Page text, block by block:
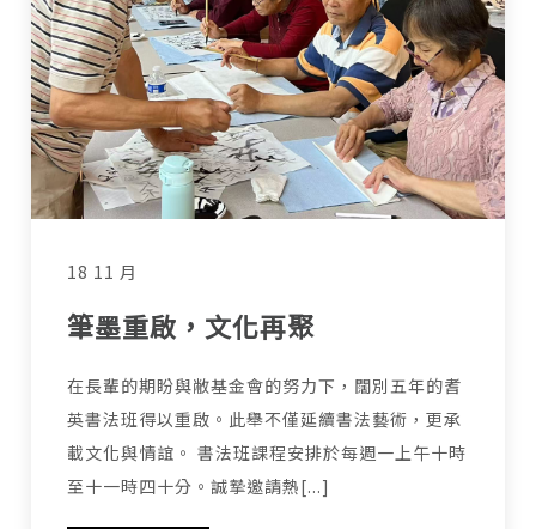
18 11 月
筆墨重啟，文化再聚
在長輩的期盼與敝基金會的努力下，闊別五年的耆
英書法班得以重啟。此舉不僅延續書法藝術，更承
載文化與情誼。 書法班課程安排於每週一上午十時
至十一時四十分。誠摯邀請熱[...]